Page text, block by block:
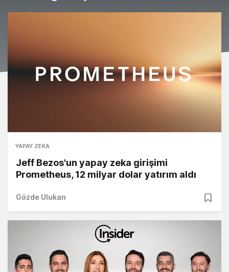
YAPAY ZEKA
Jeff Bezos'un yapay zeka girişimi
Prometheus, 12 milyar dolar yatırım aldı
Gözde Ulukan